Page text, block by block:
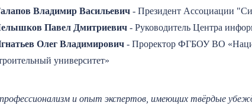
Владимир Васильевич - Президент Ассоциации
Павел Дмитриевич - Руководитель Центра
Олег Владимирович - Проректор ФГБОУ ВО
университет»
и опыт экспертов, имеющих твёрдые